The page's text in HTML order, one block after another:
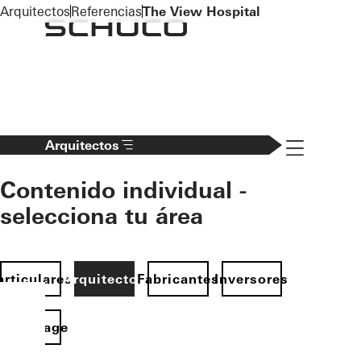
To the main content
Arquitectos
Contenido individual -
selecciona tu área
ArquitectosFabricantesInversores
Navigation
ArquitectosReferenciasThe View Hospital